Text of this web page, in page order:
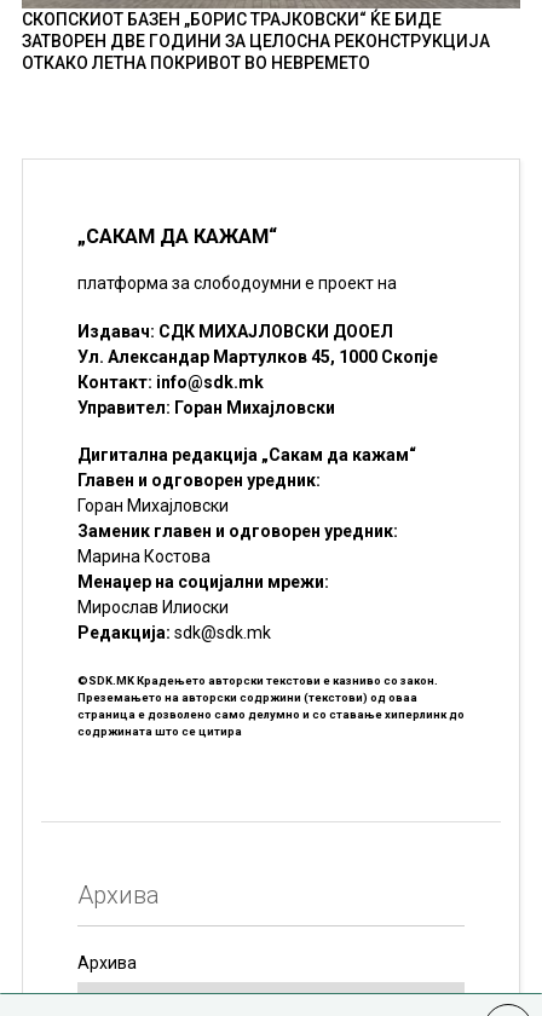
СКОПСКИОТ БАЗЕН „БОРИС ТРАЈКОВСКИ“ ЌЕ БИДЕ
ЗАТВОРЕН ДВЕ ГОДИНИ ЗА ЦЕЛОСНА РЕКОНСТРУКЦИЈА
ОТКАКО ЛЕТНА ПОКРИВОТ ВО НЕВРЕМЕТО
„САКАМ ДА КАЖАМ“
платформа за слободоумни е проект на
Издавач: СДК МИХАЈЛОВСКИ ДООЕЛ
Ул. Александар Мартулков 45, 1000 Скопје
Контакт: info@sdk.mk
Управител: Горан Михајловски
Дигитална редакција „Сакам да кажам“
Главен и одговорен уредник:
Горан Михајловски
Заменик главен и одговорен уредник:
Марина Костова
Менаџер на социјални мрежи:
Мирослав Илиоски
Редакцијa: sdk@sdk.mk
©SDK.MK Крадењето авторски текстови е казниво со закон.
Преземањето на авторски содржини (текстови) од оваа
страница е дозволено само делумно и со ставање хиперлинк до
содржината што се цитира
Архива
Архива